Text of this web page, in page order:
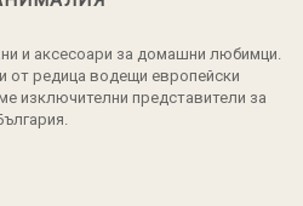
и аксесоари за домашни любимци.
от редица водещи европейски
изключителни представители за